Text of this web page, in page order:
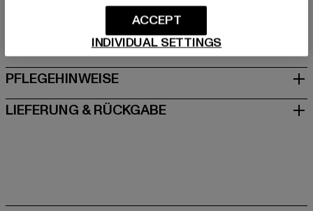
GRÖSSE & PASSFORM
PFLEGEHINWEISE
LIEFERUNG & RÜCKGABE
INDIVIDUAL SETTINGS
ACCEPT